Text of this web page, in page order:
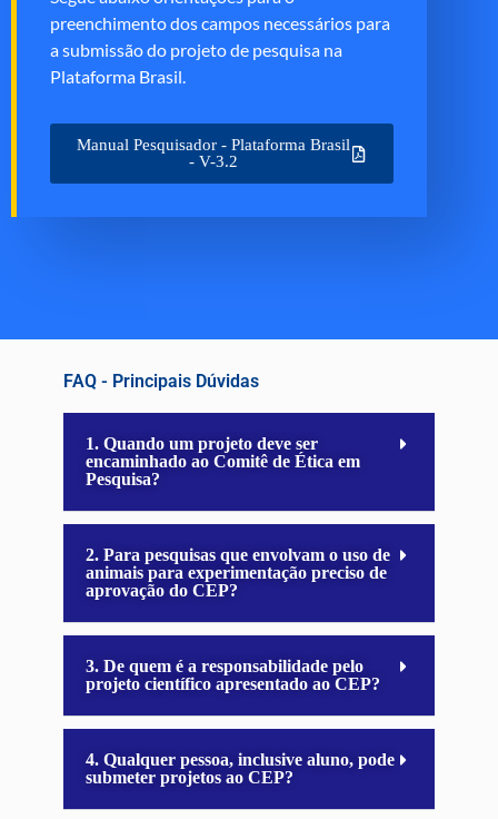
preenchimento dos campos necessários para
a submissão do projeto de pesquisa na
Plataforma Brasil.
Manual Pesquisador - Plataforma Brasil
- V-3.2
FAQ - Principais Dúvidas
1. Quando um projeto deve ser
encaminhado ao Comitê de Ética em
Pesquisa?
2. Para pesquisas que envolvam o uso de
animais para experimentação preciso de
aprovação do CEP?
3. De quem é a responsabilidade pelo
projeto científico apresentado ao CEP?
4. Qualquer pessoa, inclusive aluno, pode
submeter projetos ao CEP?